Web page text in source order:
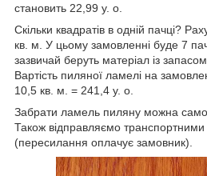
становить 22,99 у. о.
Скільки квадратів в одній пачці?
кв. м. У цьому замовленні буде 7
зазвичай беруть матеріал із
Вартість пиляної ламелі на
10,5 кв. м. = 241,4 у. о.
Забрати ламель пиляну можна
Також відправляємо транспортними
(пересилання оплачує замовник).